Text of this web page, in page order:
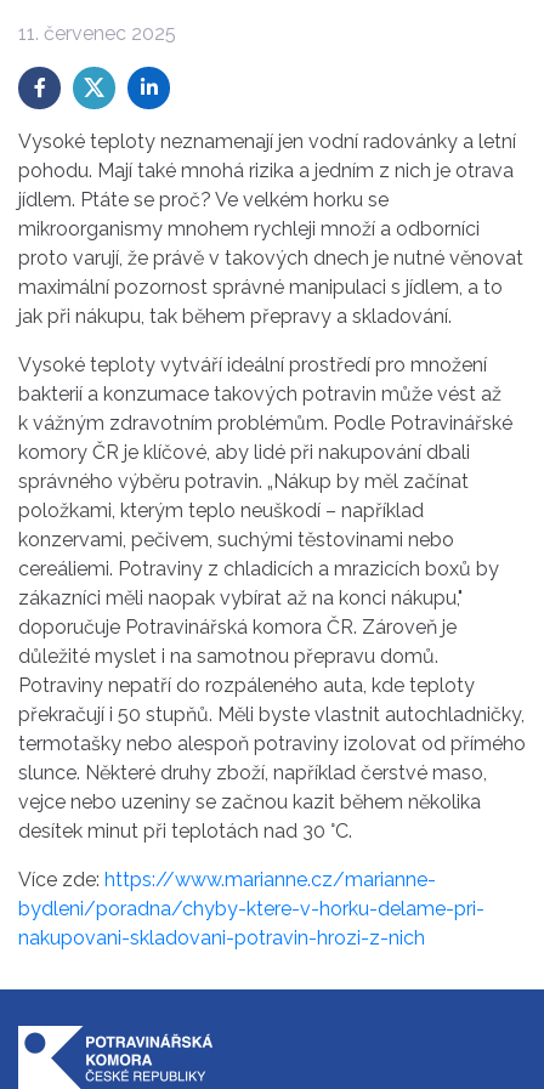
11. červenec 2025
Vysoké teploty neznamenají jen vodní radovánky a letní
pohodu. Mají také mnohá rizika a jedním z nich je otrava
jídlem. Ptáte se proč? Ve velkém horku se
mikroorganismy mnohem rychleji množí a odborníci
proto varují, že právě v takových dnech je nutné věnovat
maximální pozornost správné manipulaci s jídlem, a to
jak při nákupu, tak během přepravy a skladování.
Vysoké teploty vytváří ideální prostředí pro množení
bakterií a konzumace takových potravin může vést až
k vážným zdravotním problémům. Podle Potravinářské
komory ČR je klíčové, aby lidé při nakupování dbali
správného výběru potravin. „Nákup by měl začínat
položkami, kterým teplo neuškodí – například
konzervami, pečivem, suchými těstovinami nebo
cereáliemi. Potraviny z chladicích a mrazicích boxů by
zákazníci měli naopak vybírat až na konci nákupu,"
doporučuje Potravinářská komora ČR. Zároveň je
důležité myslet i na samotnou přepravu domů.
Potraviny nepatří do rozpáleného auta, kde teploty
překračují i 50 stupňů. Měli byste vlastnit autochladničky,
termotašky nebo alespoň potraviny izolovat od přímého
slunce. Některé druhy zboží, například čerstvé maso,
vejce nebo uzeniny se začnou kazit během několika
desítek minut při teplotách nad 30 °C.
Více zde: https://www.marianne.cz/marianne-
bydleni/poradna/chyby-ktere-v-horku-delame-pri-
nakupovani-skladovani-potravin-hrozi-z-nich